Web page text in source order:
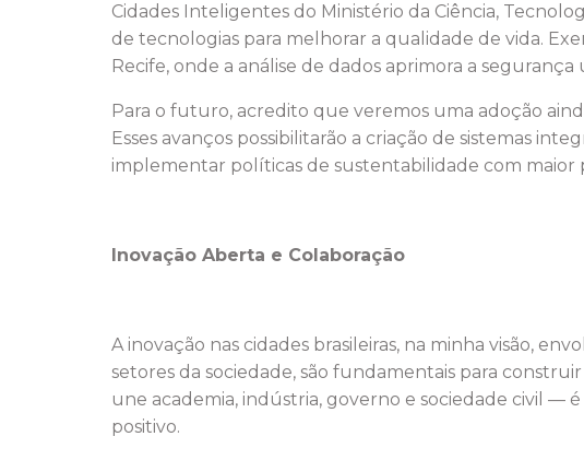
Cidades Inteligentes do Ministério da Ciência,
de tecnologias para melhorar a qualidade de vida.
Recife, onde a análise de dados aprimora a segurança
Para o futuro, acredito que veremos uma adoção
Esses avanços possibilitarão a criação de sistemas
implementar políticas de sustentabilidade com maior
Inovação Aberta e Colaboração
A inovação nas cidades brasileiras, na minha visão,
setores da sociedade, são fundamentais para
une academia, indústria, governo e sociedade civil
positivo.